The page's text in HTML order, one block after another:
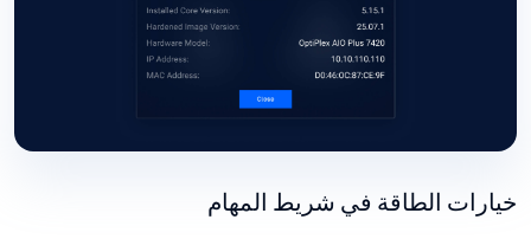
خيارات الطاقة في شريط المهام